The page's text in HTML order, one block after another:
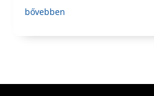
bővebben